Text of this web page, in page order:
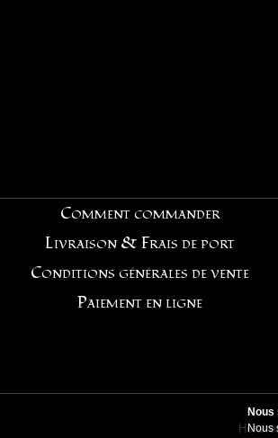
Comment commander
Livraison & Frais de port
Conditions générales de vente
Paiement en ligne
Nous